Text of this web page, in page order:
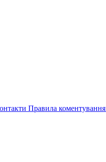
Правила коментування